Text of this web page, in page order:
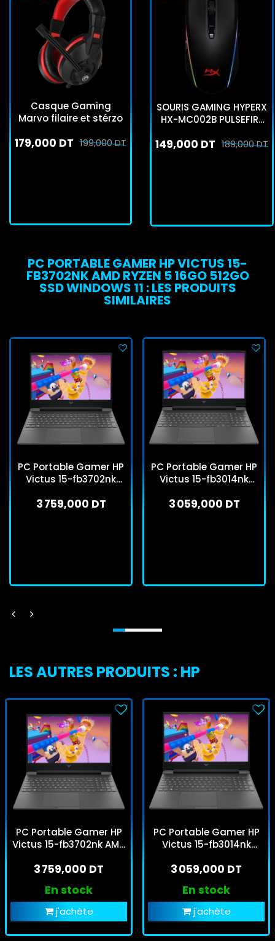
Casque Gaming
Marvo filaire et stérzo
199,000 DT
179,000 DT
SOURIS GAMING HYPERX
HX-MC002B PULSEFIRE
189,000 DT
149,000 DT
PC PORTABLE GAMER HP VICTUS 15-
FB3702NK AMD RYZEN 5 16GO 512GO
SSD WINDOWS 11 : LES PRODUITS
SIMILAIRES
PC Portable Gamer HP
Victus 15-fb3702nk
512Go SSD Windows 11
3 759,000 DT
PC Portable Gamer HP
Victus 15-fb3014nk
SSD Windows 11 Pro
3 059,000 DT
LES AUTRES PRODUITS : HP
PC Portable Gamer HP
Victus 15-fb3702nk AMD
Windows 11 Pro
3 759,000 DT
En stock
j'achète
PC Portable Gamer HP
Victus 15-fb3014nk
Windows 11 Pro
3 059,000 DT
En stock
j'achète